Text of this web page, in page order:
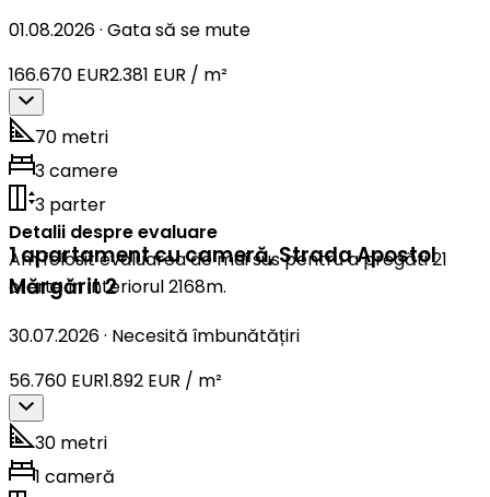
01.08.2026· Gata să se mute
166.670 EUR2.381 EUR / m²
70 metri
3 camere
3 parter
Detalii despre evaluare
Am folosit evaluarea de mai sus pentru a pregăti 21
oferte în interiorul 2168m.
1 apartament cu cameră,Strada Apostol
Mărgărit 2
30.07.2026· Necesită îmbunătățiri
56.760 EUR1.892 EUR / m²
30 metri
1 cameră